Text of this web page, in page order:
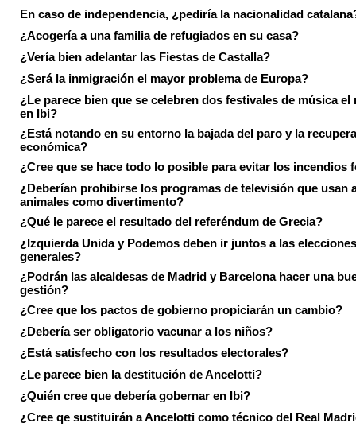
En caso de independencia, ¿pediría la nacionalidad
¿Acogería a una familia de refugiados en su casa?
¿Vería bien adelantar las Fiestas de Castalla?
¿Será la inmigración el mayor problema de Europa?
¿Le parece bien que se celebren dos festivales de música el
en Ibi?
¿Está notando en su entorno la bajada del paro y la
económica?
¿Cree que se hace todo lo posible para evitar los incendios
¿Deberían prohibirse los programas de televisión que usan
animales como divertimento?
¿Qué le parece el resultado del referéndum de Grecia?
¿Izquierda Unida y Podemos deben ir juntos a las elecciones
generales?
¿Podrán las alcaldesas de Madrid y Barcelona hacer una
gestión?
¿Cree que los pactos de gobierno propiciarán un cambio?
¿Debería ser obligatorio vacunar a los niños?
¿Está satisfecho con los resultados electorales?
¿Le parece bien la destitución de Ancelotti?
¿Quién cree que debería gobernar en Ibi?
¿Cree qe sustituirán a Ancelotti como técnico del Real